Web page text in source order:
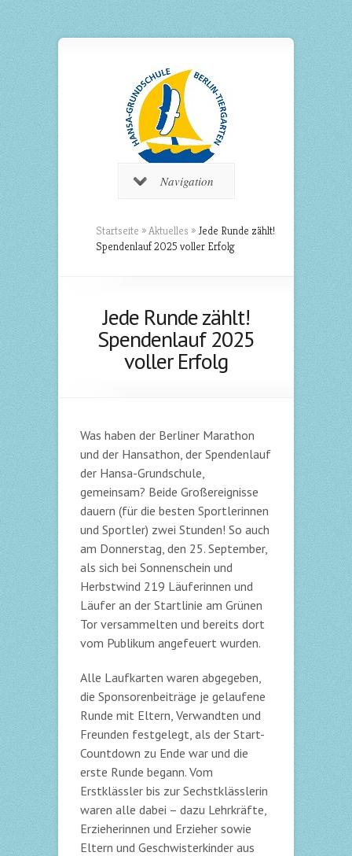
Navigation
Startseite »Aktuelles »Jede Runde zählt!
Spendenlauf 2025 voller Erfolg
Jede Runde zählt!
Spendenlauf 2025
voller Erfolg
Was haben der Berliner Marathon
und der Hansathon, der Spendenlauf
der Hansa-Grundschule,
gemeinsam? Beide Großereignisse
dauern (für die besten Sportlerinnen
und Sportler) zwei Stunden! So auch
am Donnerstag, den 25. September,
als sich bei Sonnenschein und
Herbstwind 219 Läuferinnen und
Läufer an der Startlinie am Grünen
Tor versammelten und bereits dort
vom Publikum angefeuert wurden.
Alle Laufkarten waren abgegeben,
die Sponsorenbeiträge je gelaufene
Runde mit Eltern, Verwandten und
Freunden festgelegt, als der Start-
Countdown zu Ende war und die
erste Runde begann. Vom
Erstklässler bis zur Sechstklässlerin
waren alle dabei – dazu Lehrkräfte,
Erzieherinnen und Erzieher sowie
Eltern und Geschwisterkinder aus